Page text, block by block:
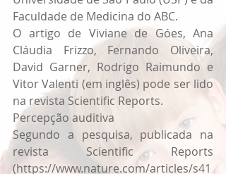
Faculdade de Medicina do ABC.
O artigo de Viviane de Góes, Ana
Cláudia Frizzo, Fernando Oliveira,
David Garner, Rodrigo Raimundo e
Vitor Valenti (em inglês) pode ser lido
na revista Scientific Reports.
Percepção auditiva
Segundo a pesquisa, publicada na
revista Scientific Reports
(https://www.nature.com/articles/s41